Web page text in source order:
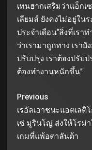
เทนฮากเสริมว่าแอ็ก
เลียมส์ ยังคงไม่อยู่ใน
ประจำเดือน“สิ่งที่เรา
ว่าเรามาถูกทาง เรา
ปรับปรุง เราต้องปรับ
ต้องทำงานหนักขึ้น”
Previous
เรอัลเอาชนะแอตเลติ
เซ่ มูรินโญ่ ส่งให้โรม่
เกมที่แพ้อตาลันต้า